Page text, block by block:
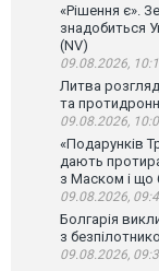
«Рішення є».
знадобиться
(NV)
09.08.2026,
Литва
та
09.08.2026,
«Подарунків
дають
з Маском і що
09.08.2026,
Болгарія
з
09.08.2026,